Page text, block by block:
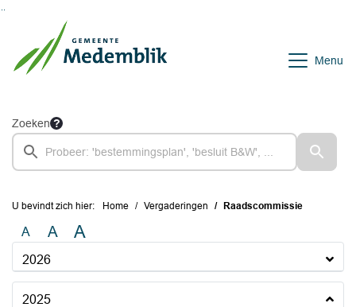
Menu
Zoeken
U bevindt zich hier: Home Vergaderingen Raadscommissie
A A A
2026
2025